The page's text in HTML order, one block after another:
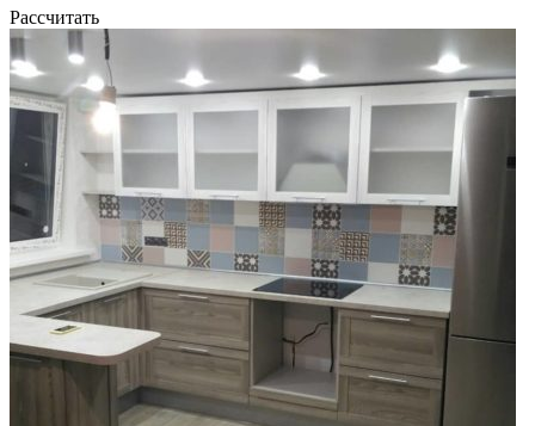
Рассчитать